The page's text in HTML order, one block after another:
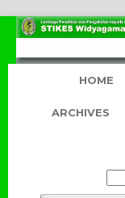
HOME
ARCHIVES